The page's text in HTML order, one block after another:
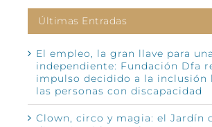
Últimas Entradas
El empleo, la gran llave para
independiente: Fundación Dfa
impulso decidido a la inclusión
las personas con discapacidad
Clown, circo y magia: el Jardín